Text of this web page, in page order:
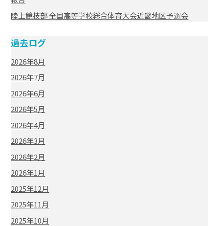
陸上競技部 全国高等学校総合体育大会近畿地区予選会
過去ログ
2026年8月
2026年7月
2026年6月
2026年5月
2026年4月
2026年3月
2026年2月
2026年1月
2025年12月
2025年11月
2025年10月